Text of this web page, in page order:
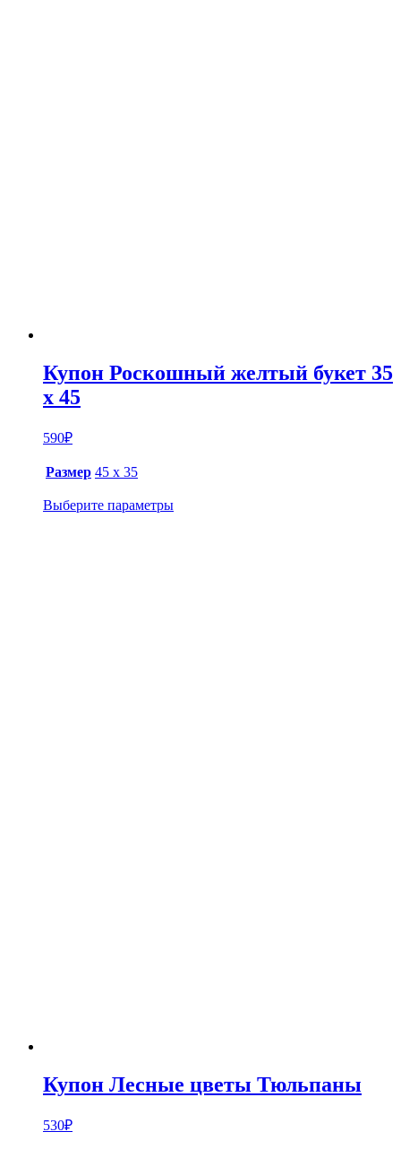
Купон Роскошный желтый букет 35
х 45
590₽
Размер 45 х 35
Выберите параметры
Купон Лесные цветы Тюльпаны
530₽